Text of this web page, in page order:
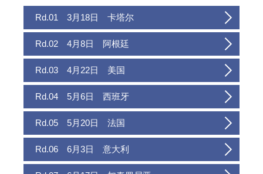
Rd.01 3月18日 卡塔尔
Rd.02 4月8日 阿根廷
Rd.03 4月22日 美国
Rd.04 5月6日 西班牙
Rd.05 5月20日 法国
Rd.06 6月3日 意大利